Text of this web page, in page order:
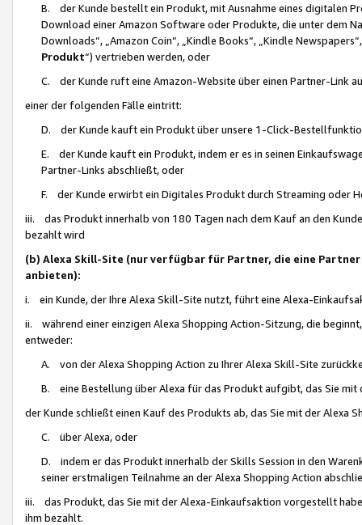
B. der Kunde bestellt ein Produkt, mit Ausnahme eines digitalen
Download einer Amazon Software oder Produkte, die unter dem
Downloads“, „Amazon Coin“, „Kindle Books“, „Kindle
Produkt“) vertrieben werden, oder
C. der Kunde ruft eine Amazon-Website über einen Partner-Link
einer der folgenden Fälle eintritt:
D. der Kunde kauft ein Produkt über unsere 1-Click-
E. der Kunde kauft ein Produkt, indem er es in seinen
Partner-Links abschließt, oder
F. der Kunde erwirbt ein Digitales Produkt durch Streaming oder
iii. das Produkt innerhalb von 180 Tagen nach dem Kauf an den
bezahlt wird
(b) Alexa Skill-Site (nur verfügbar für Partner, die eine
anbieten):
i. ein Kunde, der Ihre Alexa Skill-Site nutzt, führt eine Alexa-
ii. während einer einzigen Alexa Shopping Action-Sitzung, die
entweder:
A. von der Alexa Shopping Action zu Ihrer Alexa Skill-Site
B. eine Bestellung über Alexa für das Produkt aufgibt, das Sie mit
der Kunde schließt einen Kauf des Produkts ab, das Sie mit der Alexa
C. über Alexa, oder
D. indem er das Produkt innerhalb der Skills Session in den
seiner erstmaligen Teilnahme an der Alexa Shopping Action
iii. das Produkt, das Sie mit der Alexa-Einkaufsaktion vorgestellt
ihm bezahlt.